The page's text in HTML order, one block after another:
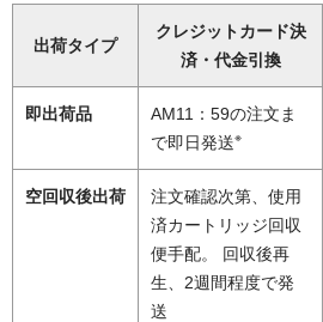
出荷タイプ
クレジットカード決
済・代金引換
即出荷品
AM11：59の注文ま
で即日発送※
空回収後出荷
注文確認次第、使用
済カートリッジ回収
便手配。 回収後再
生、2週間程度で発
送